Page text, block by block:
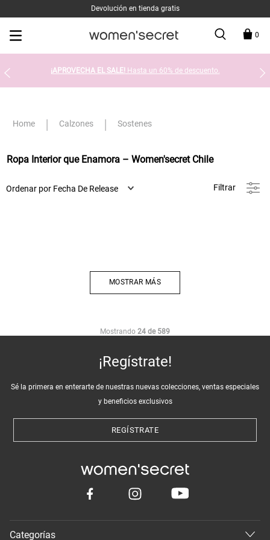
Devolución en tienda gratis
0
¡APROVECHA EL SALE! Hasta un 60% de descuento.
Calzones Sostenes
Ropa Interior que Enamora – Women'secret Chile
Ordenar por Fecha De Release Filtrar
MOSTRAR MÁS
Mostrando 24 de 589
¡Regístrate!
Sé la primera en enterarte de nuestras nuevas colecciones, ventas especiales
y beneficios exclusivos
REGÍSTRATE
Categorías